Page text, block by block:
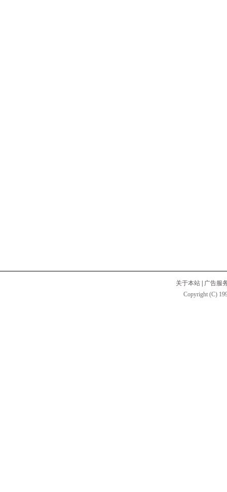
关于本站
广告服
Copyright (C)